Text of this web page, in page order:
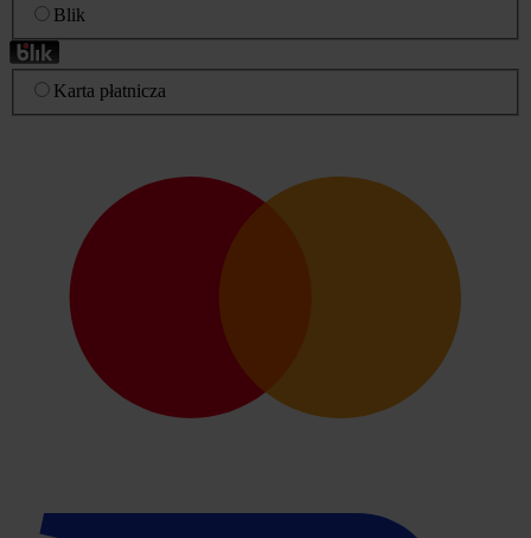
Blik
Karta płatnicza